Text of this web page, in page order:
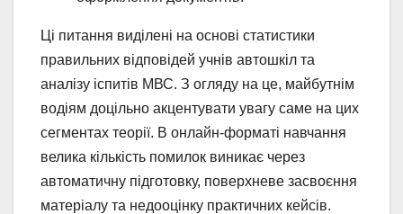
Ці питання виділені на основі статистики
правильних відповідей учнів автошкіл та
аналізу іспитів МВС. З огляду на це, майбутнім
водіям доцільно акцентувати увагу саме на цих
сегментах теорії. В онлайн-форматі навчання
велика кількість помилок виникає через
автоматичну підготовку, поверхневе засвоєння
матеріалу та недооцінку практичних кейсів.